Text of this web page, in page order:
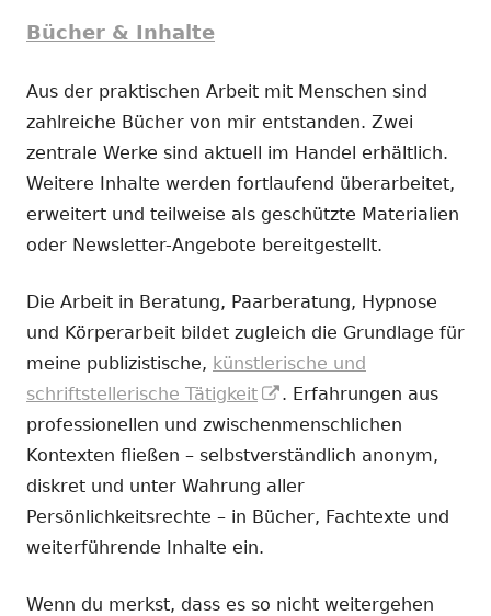
Bücher & Inhalte
Aus der praktischen Arbeit mit Menschen sind
zahlreiche Bücher von mir entstanden. Zwei
zentrale Werke sind aktuell im Handel erhältlich.
Weitere Inhalte werden fortlaufend überarbeitet,
erweitert und teilweise als geschützte Materialien
oder Newsletter-Angebote bereitgestellt.
Die Arbeit in Beratung, Paarberatung, Hypnose
und Körperarbeit bildet zugleich die Grundlage für
meine publizistische, künstlerische und
schriftstellerische Tätigkeit
In
neuem
Fenster
öffnen
. Erfahrungen aus
professionellen und zwischenmenschlichen
Kontexten fließen – selbstverständlich anonym,
diskret und unter Wahrung aller
Persönlichkeitsrechte – in Bücher, Fachtexte und
weiterführende Inhalte ein.
Wenn du merkst, dass es so nicht weitergehen